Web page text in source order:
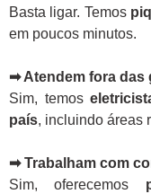
Basta ligar. Temos
em poucos minutos.
➡ Atendem fora das
Sim, temos
país, incluindo áreas
➡ Trabalham com
Sim, oferecemos